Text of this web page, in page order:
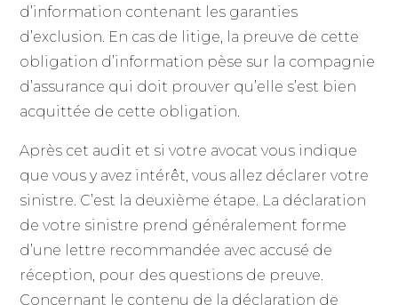
d’information contenant les garanties
d’exclusion. En cas de litige, la preuve de cette
obligation d’information pèse sur la compagnie
d’assurance qui doit prouver qu’elle s’est bien
acquittée de cette obligation.
Après cet audit et si votre avocat vous indique
que vous y avez intérêt, vous allez déclarer votre
sinistre. C’est la deuxième étape. La déclaration
de votre sinistre prend généralement forme
d’une lettre recommandée avec accusé de
réception, pour des questions de preuve.
Concernant le contenu de la déclaration de